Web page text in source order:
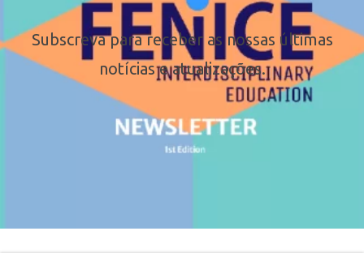
Subscreva para receber as nossas últimas
notícias e atualizações.